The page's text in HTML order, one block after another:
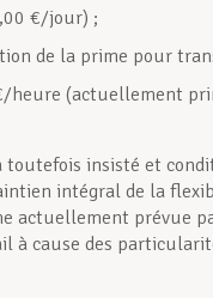
€/jour) ;
de la prime pour
heure (actuellement
toutefois insisté et
intégral de la
actuellement prévue
à cause des